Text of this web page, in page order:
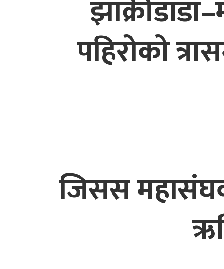
पहिरोको
जिसस